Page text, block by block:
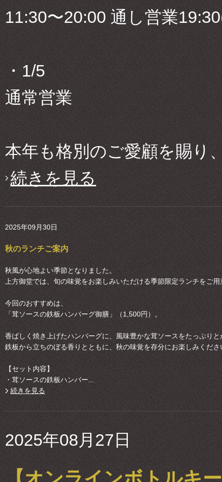
11:30〜20:00 通し営業
・1/5
通常営業
本年も格別のご愛顧を賜り
続きを見る
2025年09月30日
秋のランチご案内
秋風が心地よい季節となりました。
上方御堂では、旬の味覚をお楽しみいただける季節限定ランチをご
今回のおすすめは、
「茸ソースの鉄板ハンバーグ御膳」（1,500円）。
香ばしく焼き上げたハンバーグに、風味豊かな茸ソースをたっぷり
鉄板から立ちのぼる香りとともに、秋の味覚を存分にお楽しみくださ
【セット内容】
・茸ソースの鉄板ハンバー...
続きを見る
2025年08月27日